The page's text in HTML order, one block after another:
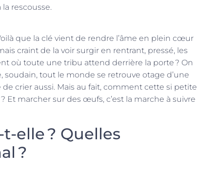
rescousse.
que la clé vient de rendre l’âme en plein cœur
craint de la voir surgir en rentrant, pressé, les
où toute une tribu attend derrière la porte ? On
soudain, tout le monde se retrouve otage d’une
crier aussi. Mais au fait, comment cette si petite
marcher sur des œufs, c’est la marche à suivre
elle ? Quelles
?